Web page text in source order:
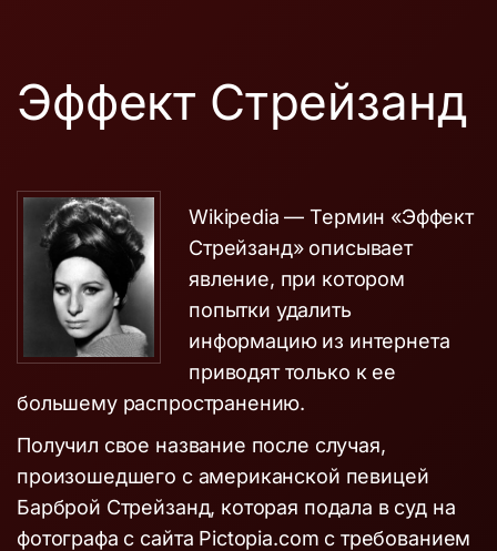
Эффект Стрейзанд
Wikipedia — Термин «Эффект
Стрейзанд» описывает
явление, при котором
попытки удалить
информацию из интернета
приводят только к ее
большему распространению.
Получил свое название после случая,
произошедшего с американской певицей
Барброй Стрейзанд, которая подала в суд на
фотографа с сайта Pictopia.com с требованием